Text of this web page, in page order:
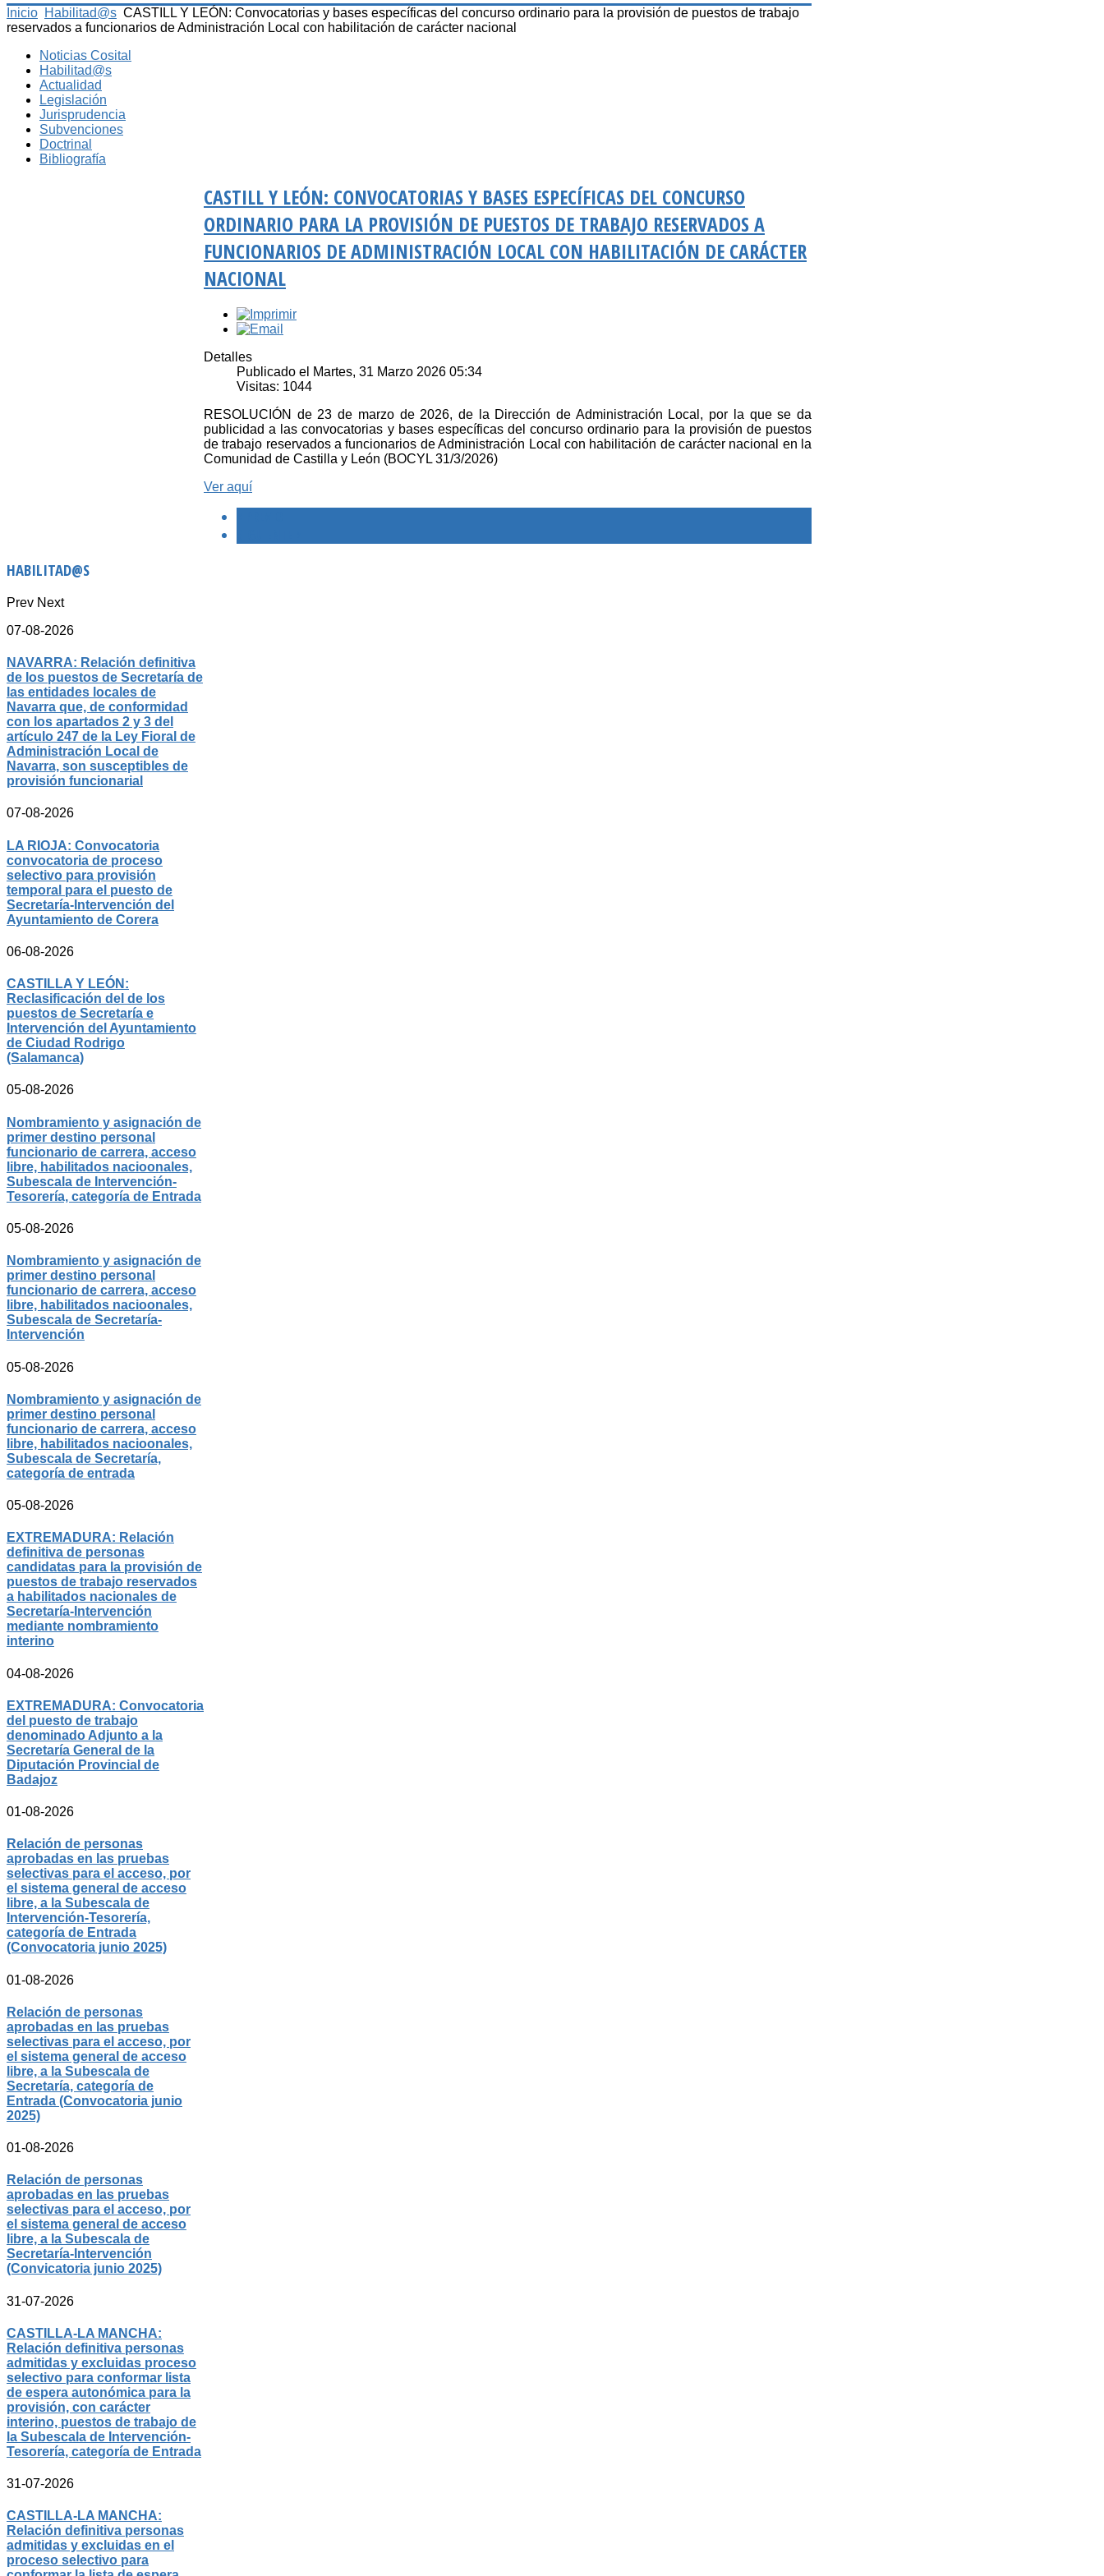
Inicio Habilitad@s CASTILL Y LEÓN: Convocatorias y bases específicas del concurso ordinario para la provisión de puestos de trabajo
reservados a funcionarios de Administración Local con habilitación de carácter nacional
Noticias Cosital
Habilitad@s
Actualidad
Legislación
Jurisprudencia
Subvenciones
Doctrinal
Bibliografía
CASTILL Y LEÓN: CONVOCATORIAS Y BASES ESPECÍFICAS DEL CONCURSO
ORDINARIO PARA LA PROVISIÓN DE PUESTOS DE TRABAJO RESERVADOS A
FUNCIONARIOS DE ADMINISTRACIÓN LOCAL CON HABILITACIÓN DE CARÁCTER
NACIONAL
Detalles
Publicado el Martes, 31 Marzo 2026 05:34
Visitas: 1044
RESOLUCIÓN de 23 de marzo de 2026, de la Dirección de Administración Local, por la que se da
publicidad a las convocatorias y bases específicas del concurso ordinario para la provisión de puestos
de trabajo reservados a funcionarios de Administración Local con habilitación de carácter nacional en la
Comunidad de Castilla y León (BOCYL 31/3/2026)
Ver aquí
HABILITAD@S
Prev Next
07-08-2026
NAVARRA: Relación definitiva
de los puestos de Secretaría de
las entidades locales de
Navarra que, de conformidad
con los apartados 2 y 3 del
artículo 247 de la Ley Fioral de
Administración Local de
Navarra, son susceptibles de
provisión funcionarial
07-08-2026
LA RIOJA: Convocatoria
convocatoria de proceso
selectivo para provisión
temporal para el puesto de
Secretaría-Intervención del
Ayuntamiento de Corera
06-08-2026
CASTILLA Y LEÓN:
Reclasificación del de los
puestos de Secretaría e
Intervención del Ayuntamiento
de Ciudad Rodrigo
(Salamanca)
05-08-2026
Nombramiento y asignación de
primer destino personal
funcionario de carrera, acceso
libre, habilitados nacioonales,
Subescala de Intervención-
Tesorería, categoría de Entrada
05-08-2026
Nombramiento y asignación de
primer destino personal
funcionario de carrera, acceso
libre, habilitados nacioonales,
Subescala de Secretaría-
Intervención
05-08-2026
Nombramiento y asignación de
primer destino personal
funcionario de carrera, acceso
libre, habilitados nacioonales,
Subescala de Secretaría,
categoría de entrada
05-08-2026
EXTREMADURA: Relación
definitiva de personas
candidatas para la provisión de
puestos de trabajo reservados
a habilitados nacionales de
Secretaría-Intervención
mediante nombramiento
interino
04-08-2026
EXTREMADURA: Convocatoria
del puesto de trabajo
denominado Adjunto a la
Secretaría General de la
Diputación Provincial de
Badajoz
01-08-2026
Relación de personas
aprobadas en las pruebas
selectivas para el acceso, por
el sistema general de acceso
libre, a la Subescala de
Intervención-Tesorería,
categoría de Entrada
(Convocatoria junio 2025)
01-08-2026
Relación de personas
aprobadas en las pruebas
selectivas para el acceso, por
el sistema general de acceso
libre, a la Subescala de
Secretaría, categoría de
Entrada (Convocatoria junio
2025)
01-08-2026
Relación de personas
aprobadas en las pruebas
selectivas para el acceso, por
el sistema general de acceso
libre, a la Subescala de
Secretaría-Intervención
(Convicatoria junio 2025)
31-07-2026
CASTILLA-LA MANCHA:
Relación definitiva personas
admitidas y excluidas proceso
selectivo para conformar lista
de espera autonómica para la
provisión, con carácter
interino, puestos de trabajo de
la Subescala de Intervención-
Tesorería, categoría de Entrada
31-07-2026
CASTILLA-LA MANCHA:
Relación definitiva personas
admitidas y excluidas en el
proceso selectivo para